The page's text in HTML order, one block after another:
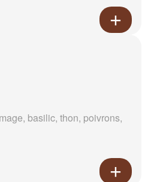
basilic, thon, poivrons,